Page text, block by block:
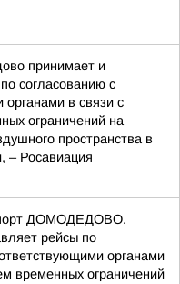
принимает и
согласованию с
в связи с
ограничений на
пространства в
– Росавиация
ДОМОДЕДОВО.
рейсы по
органами
временных ограничений